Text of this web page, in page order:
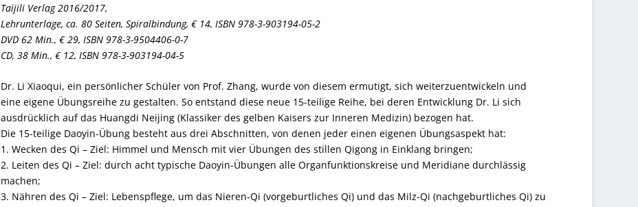
Taijili Verlag 2016/2017,
Lehrunterlage, ca. 80 Seiten, Spiralbindung, € 14, ISBN 978-3-903194-05-2
DVD 62 Min., € 29, ISBN 978-3-9504406-0-7
CD, 38 Min., € 12, ISBN 978-3-903194-04-5
Dr. Li Xiaoqui, ein persönlicher Schüler von Prof. Zhang, wurde von diesem ermutigt, sich weiterzuentwickeln und
eine eigene Übungsreihe zu gestalten. So entstand diese neue 15-teilige Reihe, bei deren Entwicklung Dr. Li sich
ausdrücklich auf das Huangdi Neijing (Klassiker des gelben Kaisers zur Inneren Medizin) bezogen hat.
Die 15-teilige Daoyin-Übung besteht aus drei Abschnitten, von denen jeder einen eigenen Übungsaspekt hat:
1. Wecken des Qi – Ziel: Himmel und Mensch mit vier Übungen des stillen Qigong in Einklang bringen;
2. Leiten des Qi – Ziel: durch acht typische Daoyin-Übungen alle Organfunktionskreise und Meridiane durchlässig
machen;
3. Nähren des Qi – Ziel: Lebenspflege, um das Nieren-Qi (vorgeburtliches Qi) und das Milz-Qi (nachgeburtliches Qi) zu